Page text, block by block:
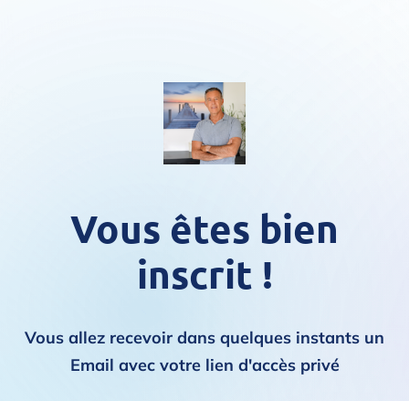
Vous êtes bien
inscrit !
Vous allez recevoir dans quelques instants un
Email avec votre lien d'accès privé